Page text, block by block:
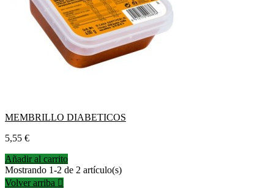
MEMBRILLO DIABETICOS
Precio
5,55 €
Añadir al carrito
Mostrando 1-2 de 2 artículo(s)
Volver arriba 